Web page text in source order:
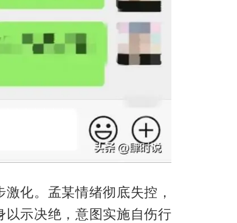
化。孟某情绪彻底失控，
示决绝，意图实施自伤行